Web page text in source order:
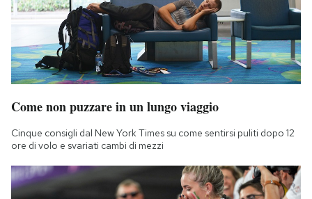
Area Personale
Newsletter
Notifiche mobile
Regala il Post
Esci
Come non puzzare in un lungo viaggio
Cinque consigli dal New York Times su come sentirsi puliti dopo 12
ore di volo e svariati cambi di mezzi